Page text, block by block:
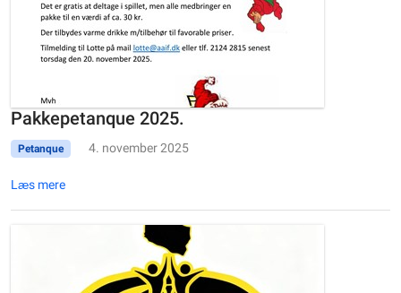
Pakkepetanque 2025.
Petanque 4. november 2025
Læs mere